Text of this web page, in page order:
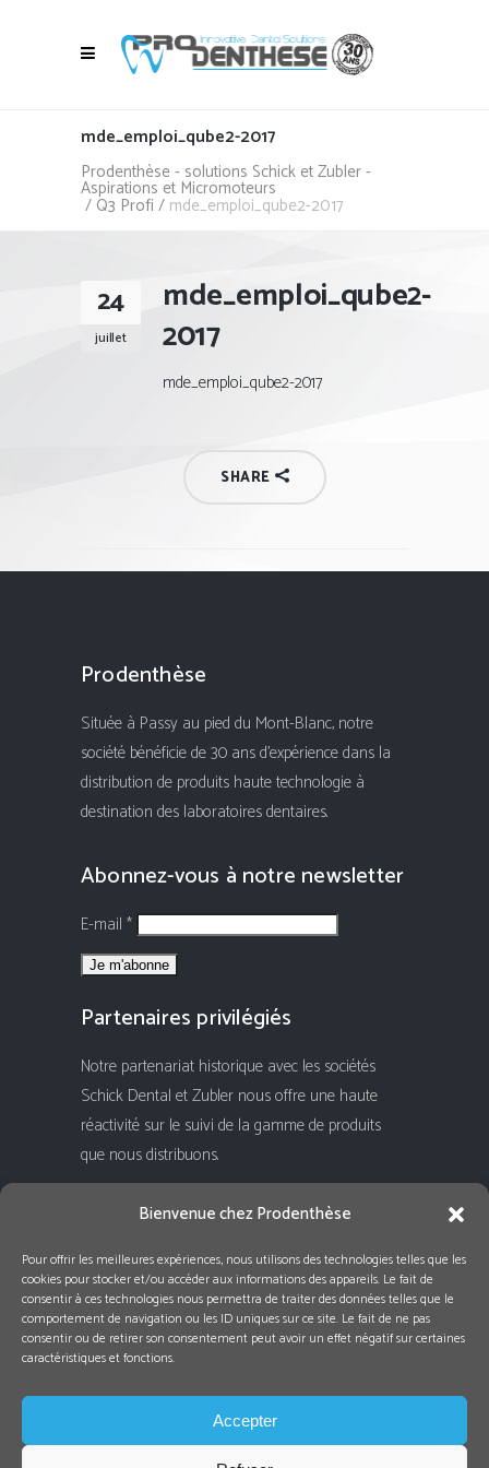
Bienvenue chez Prodenthèse
Pour offrir les meilleures expériences, nous utilisons des technologies telles que les
cookies pour stocker et/ou accéder aux informations des appareils. Le fait de
consentir à ces technologies nous permettra de traiter des données telles que le
comportement de navigation ou les ID uniques sur ce site. Le fait de ne pas
consentir ou de retirer son consentement peut avoir un effet négatif sur certaines
caractéristiques et fonctions.
Accepter
mde_emploi_qube2-2017
Prodenthèse - solutions Schick et Zubler -
Aspirations et Micromoteurs
/ Q3 Profi / mde_emploi_qube2-2017
24
juillet
mde_emploi_qube2-
2017
mde_emploi_qube2-2017
SHARE
Prodenthèse
Située à Passy au pied du Mont-Blanc, notre
société bénéficie de 30 ans d'expérience dans la
distribution de produits haute technologie à
destination des laboratoires dentaires.
Abonnez-vous à notre newsletter
E-mail *
Partenaires privilégiés
Notre partenariat historique avec les sociétés
Schick Dental et Zubler nous offre une haute
réactivité sur le suivi de la gamme de produits
que nous distribuons.
Rejoignez-nous !